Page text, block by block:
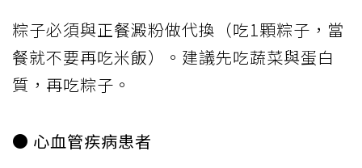
粽子必須與正餐澱粉做代換（吃1顆粽子，當
餐就不要再吃米飯）。建議先吃蔬菜與蛋白
質，再吃粽子。
● 心血管疾病患者